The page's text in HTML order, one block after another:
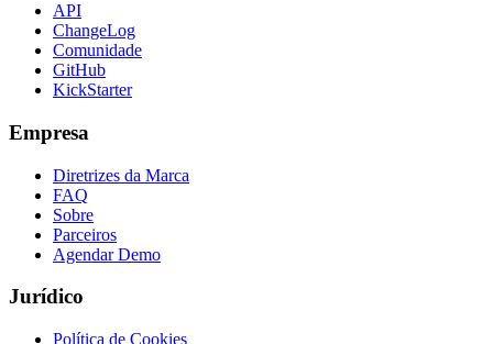
API
ChangeLog
Comunidade
GitHub
KickStarter
Empresa
Diretrizes da Marca
FAQ
Sobre
Parceiros
Agendar Demo
Jurídico
Política de Cookies